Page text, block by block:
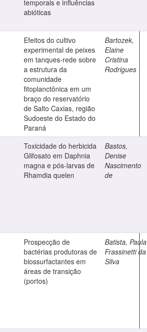
temporais e influências
abióticas
Efeitos do cultivo
experimental de peixes
em tanques-rede sobre
a estrutura da
comunidade
fitoplanctônica em um
braço do reservatório
de Salto Caxias, região
Sudoeste do Estado do
Paraná
Bartozek,
Elaine
Cristina
Rodrigues
Toxicidade do herbicida
Glifosato em Daphnia
magna e pós-larvas de
Rhamdia quelen
Bastos,
Denise
Nascimento
de
Prospecção de
bactérias produtoras de
biossurfactantes em
áreas de transição
(portos)
Batista, Paula
Frassinetti da
Silva